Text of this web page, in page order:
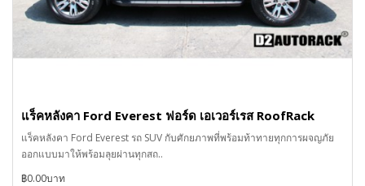
แร็คหลังคา Ford Everest ฟอร์ด เอเวอร์เรส RoofRack
แร็คหลังคา Ford Everest รถ SUV กับศักยภาพที่พร้อมท้าทายทุกการผจญภัย
ออกแบบมาให้พร้อมลุยผ่านทุกสถ..
฿0.00บาท